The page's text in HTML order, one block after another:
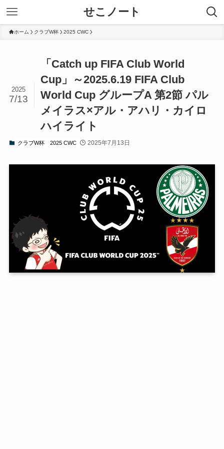
せこノート
ホーム クラブW杯 2025 CWC
「Catch up FIFA Club World
Cup」～2025.6.19 FIFA Club
World Cup グループA 第2節 パル
メイラス×アル・アハリ・カイロ
ハイライト
2025
7/13
クラブW杯 2025 CWC 2025年7月13日